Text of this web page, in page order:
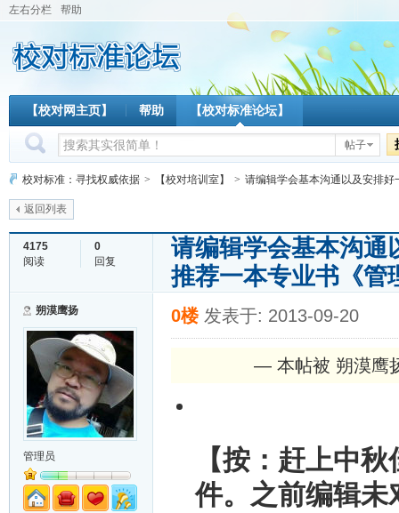
左右分栏 帮助
【校对网主页】 帮助 【校对标准论坛】
帖子
校对标准：寻找权威依据 > 【校对培训室】 > 请编辑学会基本沟通以及安排好
返回列表
4175
阅读
0
回复
请编辑学会基本沟通
推荐一本专业书《
朔漠鹰扬
管理员
0楼 发表于: 2013-09-20
— 本帖被 朔漠鹰
【按：赶上中
件。之前编辑